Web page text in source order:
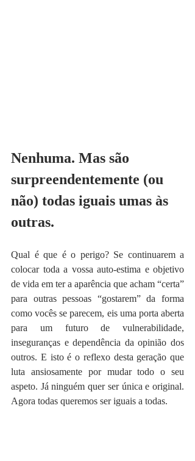
Nenhuma. Mas são
surpreendentemente (ou
não) todas iguais umas às
outras.
Qual é que é o perigo? Se continuarem a
colocar toda a vossa auto-estima e objetivo
de vida em ter a aparência que acham “certa”
para outras pessoas “gostarem” da forma
como vocês se parecem, eis uma porta aberta
para um futuro de vulnerabilidade,
inseguranças e dependência da opinião dos
outros. E isto é o reflexo desta geração que
luta ansiosamente por mudar todo o seu
aspeto. Já ninguém quer ser única e original.
Agora todas queremos ser iguais a todas.